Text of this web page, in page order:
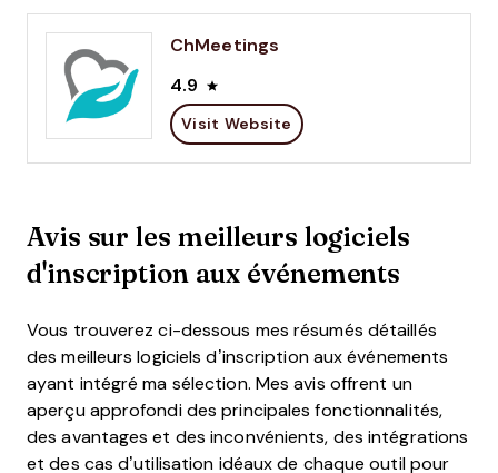
ChMeetings
4.9
Visit Website
Avis sur les meilleurs logiciels
d'inscription aux événements
Vous trouverez ci-dessous mes résumés détaillés
des meilleurs logiciels d’inscription aux événements
ayant intégré ma sélection. Mes avis offrent un
aperçu approfondi des principales fonctionnalités,
des avantages et des inconvénients, des intégrations
et des cas d’utilisation idéaux de chaque outil pour